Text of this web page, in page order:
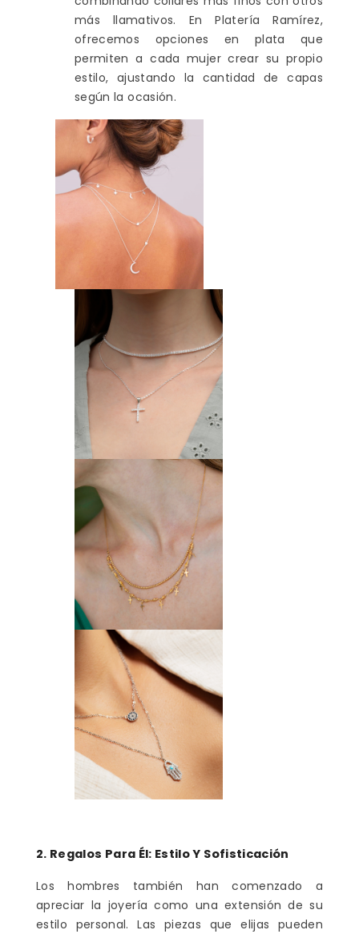
más llamativos. En Platería Ramírez,
ofrecemos opciones en plata que
permiten a cada mujer crear su propio
estilo, ajustando la cantidad de capas
según la ocasión.
2. Regalos Para Él: Estilo Y Sofisticación
Los hombres también han comenzado a
apreciar la joyería como una extensión de su
estilo personal. Las piezas que elijas pueden